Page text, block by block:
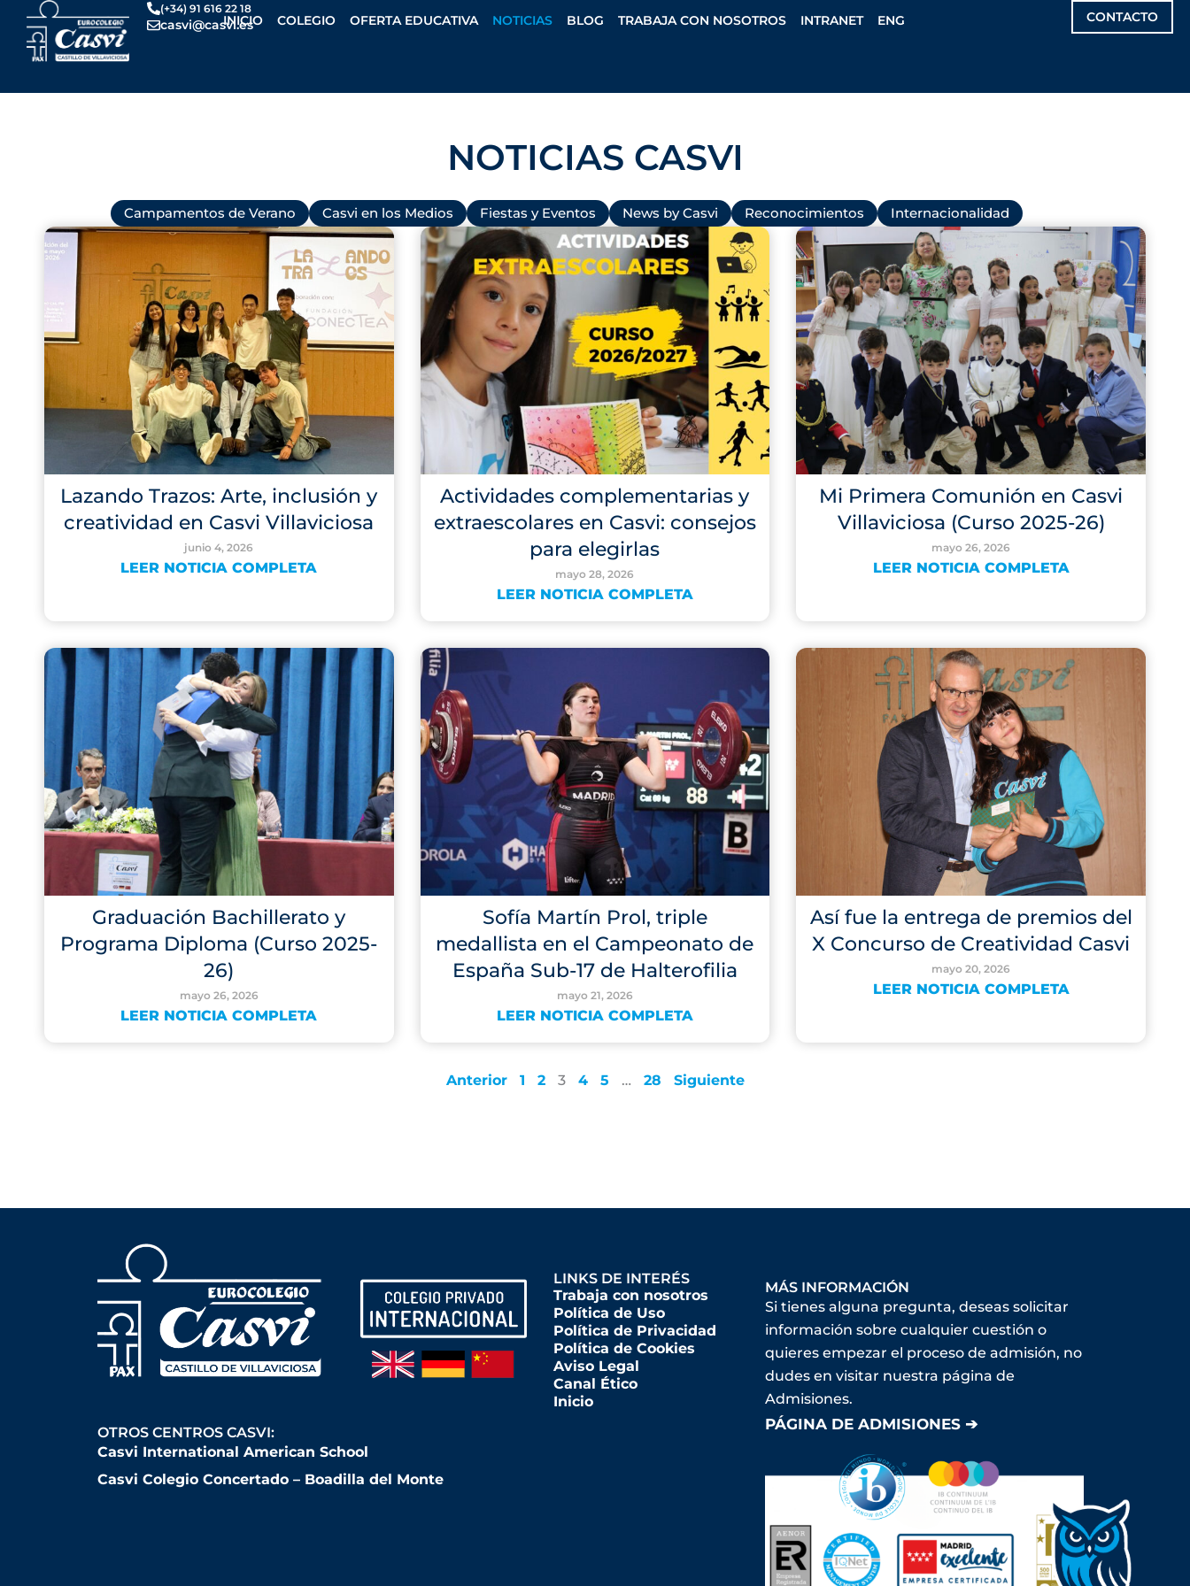
contenido
(+34) 91 616 22 18
casvi@casvi.es
INICIO COLEGIO OFERTA EDUCATIVA NOTICIAS BLOG TRABAJA CON NOSOTROS INTRANET ENG CONTACTO
NOTICIAS CASVI
Campamentos de Verano Casvi en los Medios Fiestas y Eventos News by Casvi Reconocimientos Internacionalidad
Lazando Trazos: Arte, inclusión y
creatividad en Casvi Villaviciosa
junio 4, 2026
LEER NOTICIA COMPLETA
Actividades complementarias y
extraescolares en Casvi: consejos
para elegirlas
mayo 28, 2026
LEER NOTICIA COMPLETA
Mi Primera Comunión en Casvi
Villaviciosa (Curso 2025-26)
mayo 26, 2026
LEER NOTICIA COMPLETA
Graduación Bachillerato y
Programa Diploma (Curso 2025-
26)
mayo 26, 2026
LEER NOTICIA COMPLETA
Sofía Martín Prol, triple
medallista en el Campeonato de
España Sub-17 de Halterofilia
mayo 21, 2026
LEER NOTICIA COMPLETA
Así fue la entrega de premios del
X Concurso de Creatividad Casvi
mayo 20, 2026
LEER NOTICIA COMPLETA
Anterior
P
a
e
1
P
a
g
e
2
P
a
g
3
P
a
4
P
a
e
5 …
P
a
e
28 Siguiente
OTROS CENTROS CASVI:
Casvi International American School
Casvi Colegio Concertado – Boadilla del Monte
LINKS DE INTERÉS
Trabaja con nosotros
Política de Uso
Política de Privacidad
Política de Cookies
Aviso Legal
Canal Ético
Inicio
MÁS INFORMACIÓN
Si tienes alguna pregunta, deseas solicitar
información sobre cualquier cuestión o
quieres empezar el proceso de admisión, no
dudes en visitar nuestra página de
Admisiones.
PÁGINA DE ADMISIONES ➔